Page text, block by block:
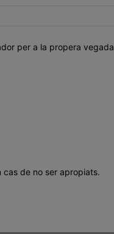
per a la propera vegada
cas de no ser apropiats.